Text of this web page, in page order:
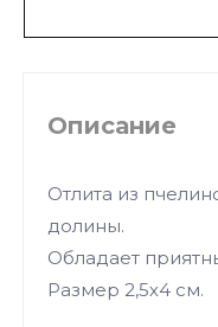
Описание
Отлита из
долины.
Обладает
Размер 2,5х4 см.